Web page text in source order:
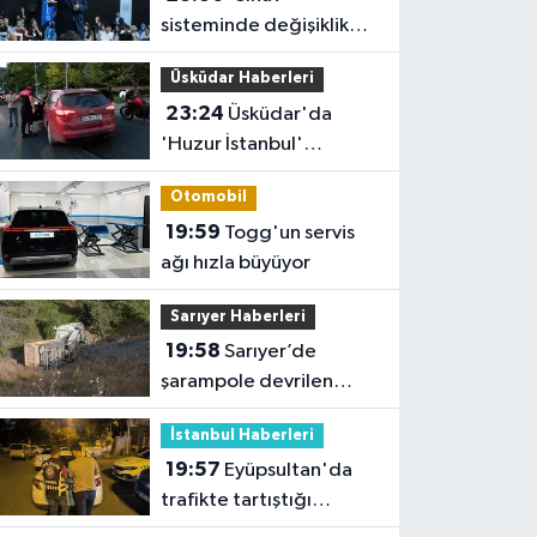
sisteminde değişiklik
yok ama sorular
müfredata uygun hale
gelecek'
Üsküdar Haberleri
23:24
'Huzur İstanbul'
denetimi
Otomobil
19:59
ağı hızla büyüyor
Sarıyer Haberleri
19:58
şarampole devrilen
hafriyat kamyonunun
şoförü yaralandı
İstanbul Haberleri
19:57
trafikte tartıştığı
sürücünün önünü kesip